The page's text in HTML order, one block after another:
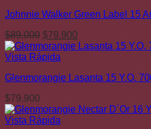
$79.900.$69.900.
Johnnie Walker Green Label 15
$89.000 El
precio
original
$89.000.
$79.900
precio
$79.900.
Vista Rápida
Glenmorangie Lasanta 15 Y.O.
$79.900
Vista Rápida